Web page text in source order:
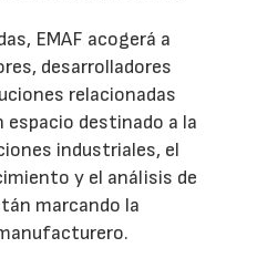
EMAF acogerá a
desarrolladores
relacionadas
espacio destinado a la
industriales, el
y el análisis de
marcando la